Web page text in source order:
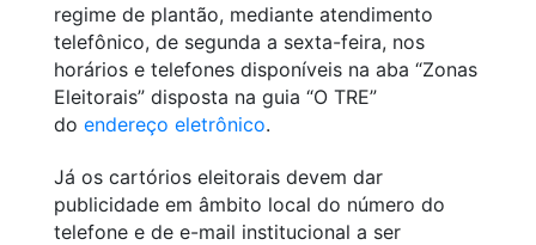
regime de plantão, mediante atendimento
telefônico, de segunda a sexta-feira, nos
horários e telefones disponíveis na aba “Zonas
Eleitorais” disposta na guia “O TRE”
do endereço eletrônico.
Já os cartórios eleitorais devem dar
publicidade em âmbito local do número do
telefone e de e-mail institucional a ser